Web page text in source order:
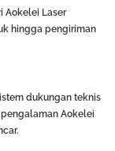
Aokelei Laser
hingga pengiriman
dukungan teknis
Aokelei